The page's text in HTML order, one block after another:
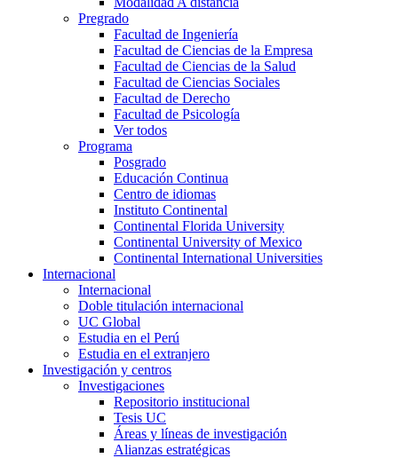
Pregrado
Facultad de Ingeniería
Facultad de Ciencias de la Empresa
Facultad de Ciencias de la Salud
Facultad de Ciencias Sociales
Facultad de Derecho
Facultad de Psicología
Ver todos
Programa
Posgrado
Educación Continua
Centro de idiomas
Instituto Continental
Continental Florida University
Continental University of Mexico
Continental International Universities
Internacional
Internacional
Doble titulación internacional
UC Global
Estudia en el Perú
Estudia en el extranjero
Investigación y centros
Investigaciones
Repositorio institucional
Tesis UC
Áreas y líneas de investigación
Alianzas estratégicas